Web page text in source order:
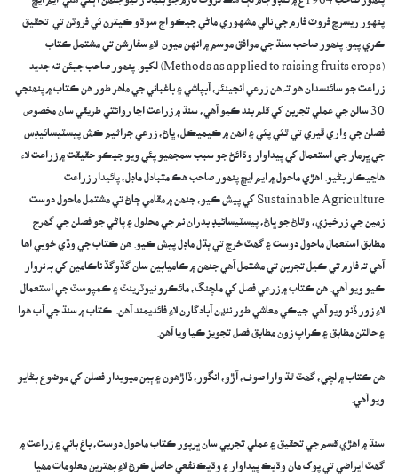
پنهور ريسرچ فروٽ فارم جي نالي مشهوري ماڻي جيڪو اڄ سوڌو ڪيترن ئي فروٽن تي تحقيق
ڪري پيو. پنھور صاحب سنڌ جي موافق موسم ۾ انهن ميون لاءِ سفارشن تي مشتمل ڪتاب
(Methods as applied to raising fruits crops) لکيو. پنھور صاحب جيئن ته جديد
زراعت جو سائنسدان هو تہ هن زرعي انجينئر، آبپاشي ۽ باغباني جي ماھر طور ھن ڪتاب ۾ پنھنجي
30 سالن جي عملي تجربن کي قلم بند ڪيو آھي، سنڌ ۾ زراعت اڃا روائتي طريقي سان مخصوص
فصلن جي واري ڦيري تي ٿئي پئي ۽ انھن ۾ ڪيميڪل، ڀاڻ، زرعي جراثيم ڪش پيسٽيسائيڊس
جي ڀرمار جي استعمال کي پيداوار وڌائڻ جو سبب سمجھيو پئي ويو جيڪو حقيقت ۾ زراعت لاء
هاڃيڪار بڻيو. اھڙي ماحول ۾ ايم ايڇ پنھور صاحب ھڪ متبادل ماڊل، پائيدار زراعت
Sustainable Agriculture کي پيش ڪيو، جنھن ۾ مقامي ڄاڻ تي مشتمل ماحول دوست
زمين جي زرخيزي، وٿاڻ جو ڀاڻ، پيسٽيسائيڊ بدران نم جي محلول ۽ پاڻي جو فصلن جي گھرج
مطابق استعمال ماحول دوست ۽ گھٽ خرچ تي ٻڌل ماڊل پيش ڪيو. ھن ڪتاب جي وڏي خوبي اھا
آھي تہ فارم تي ڪيل تجربن تي مشتمل آھي جنھن ۾ ڪاميابين سان گڏوگڏ ناڪامين کي بہ نروار
ڪيو ويو آھي. ھن ڪتاب ۾ زرعي فصل کي ملچنگ، مائڪرو نيوٽرينٽ ۽ ڪمپوسٽ جي استعمال
لاءِ زور ڏنو ويو آھي جيڪي معاشي طور ننڍن آبادگارن لاءِ فائديمند آھن. ڪتاب ۾ سنڌ جي آب ھوا
۽ حالتن مطابق ۽ ڪراپ زون مطابق فصل تجويز ڪيا ويا آھن.
‎ھن ڪتاب ۾ لچي، گھٽ ٿڌ وارا صوف، آڙو، انگور، ڏاڙھون ۽ ٻين ميويدار فصلن کي موضوع بڻايو
ويو آھي.
‎سنڌ ۾ اھڙي قسم جي تحقيق ۽ عملي تجربي سان ڀرپور ڪتاب ماحول دوست، باغ باني ۽ زراعت ۾
گھٽ ايراضي تي پوک مان وڌيڪ پيداوار ۽ وڌيڪ نفعي حاصل ڪرڻ لاءِ بھترين معلومات مھيا